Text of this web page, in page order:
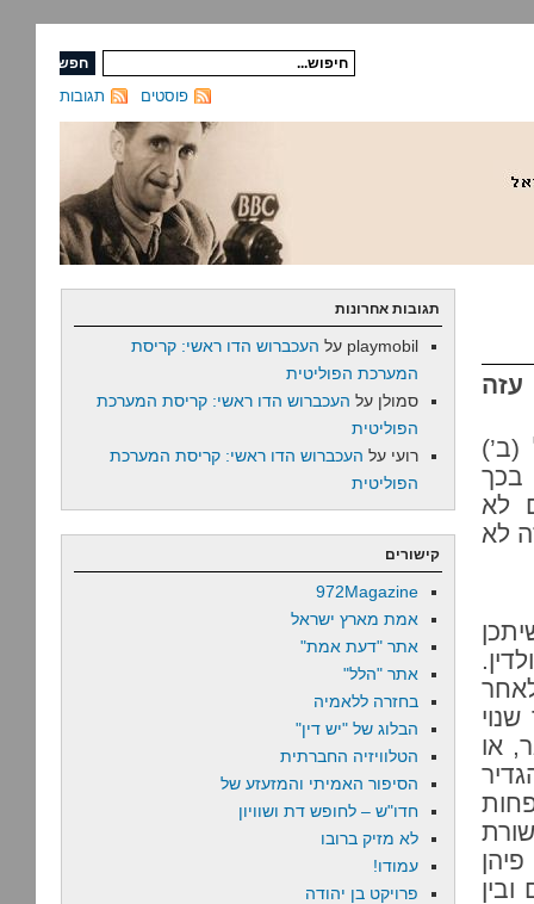
תגובות פוסטים
לא
לא
או
תגובות אחרונות
playmobil על העכברוש הדו ראשי: קריסת
המערכת הפוליטית
סמולן על העכברוש הדו ראשי: קריסת המערכת
הפוליטית
רועי על העכברוש הדו ראשי: קריסת המערכת
הפוליטית
קישורים
972Magazine
אמת מארץ ישראל
אתר "דעת אמת"
אתר "הלל"
בחזרה ללאמיה
הבלוג של "יש דין"
הטלוויזיה החברתית
הסיפור האמיתי והמזעזע של
חדו"ש – לחופש דת ושוויון
לא מזיק ברובו
עמודו!
פרויקט בן יהודה